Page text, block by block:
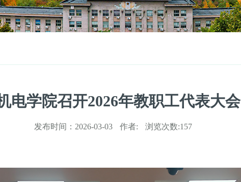
电学院召开2026年教职工代表大会
发布时间： 2026-03-03 作者: 浏览次数:157